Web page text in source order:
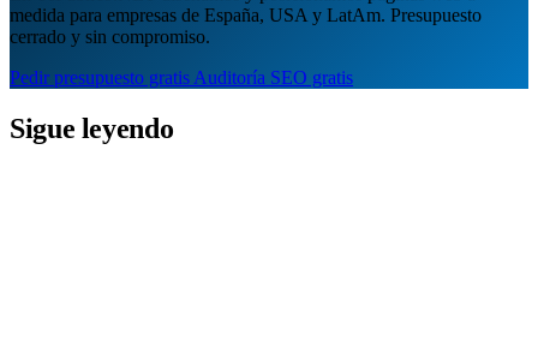
medida para empresas de España, USA y LatAm. Presupuesto
cerrado y sin compromiso.
Pedir presupuesto gratisAuditoría SEO gratis
Sigue leyendo